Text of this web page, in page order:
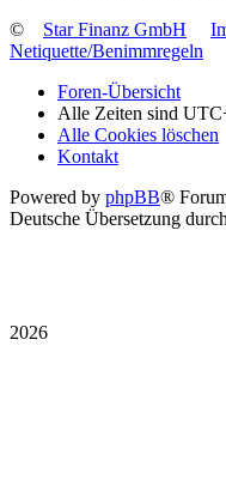
©
Star Finanz GmbH
Netiquette/Benimmregeln
Foren-Übersicht
Alle Zeiten sind
Alle Cookies löschen
Kontakt
Powered by phpBB®
Deutsche Übersetzung durch
2026